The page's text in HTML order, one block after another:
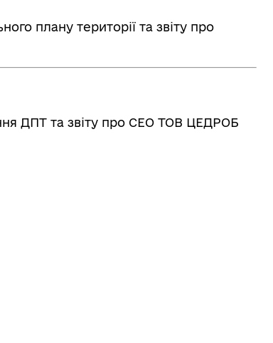
плану території та звіту про
ДПТ та звіту про СЕО ТОВ ЦЕДРОБ